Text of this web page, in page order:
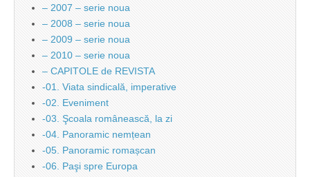
– 2007 – serie noua
– 2008 – serie noua
– 2009 – serie noua
– 2010 – serie noua
– CAPITOLE de REVISTA
-01. Viata sindicală, imperative
-02. Eveniment
-03. Şcoala românească, la zi
-04. Panoramic nemțean
-05. Panoramic romașcan
-06. Paşi spre Europa